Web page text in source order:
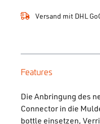
Versand mit DHL
Features
Die Anbringung des
Connector in die
bottle einsetzen,